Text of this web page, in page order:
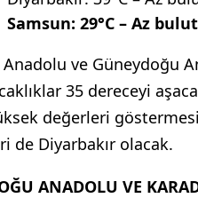
Samsun: 29°C – Az
ve Güneydoğu
35 dereceyi
değerleri
de Diyarbakır olacak.
ANADOLU VE